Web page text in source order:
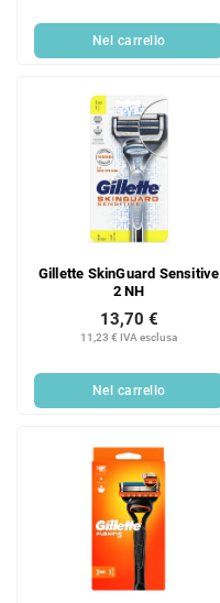
Nel carrello
Gillette SkinGuard Sensitive
2 NH
11,23 € IVA esclusa
13,70 €
Nel carrello